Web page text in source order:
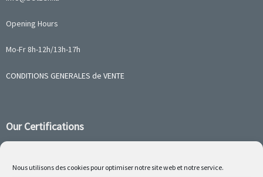
Nous utilisons des cookies pour optimiser notre site web et notre service.
Opening Hours
Mo-Fr 8h-12h/13h-17h
CONDITIONS GENERALES de VENTE
Our Certifications